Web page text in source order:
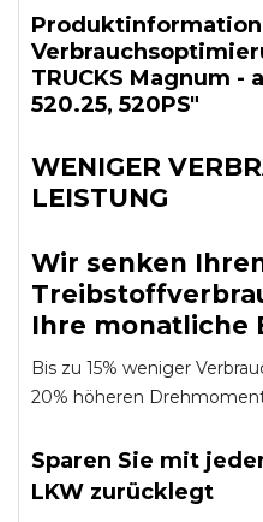
TRUCKS Magnum -
520.25, 520PS"
WENIGER
LEISTUNG
Wir senken
Ihre monatliche
Bis zu 15% weniger
20% höheren
Sparen Sie mit
LKW zurücklegt